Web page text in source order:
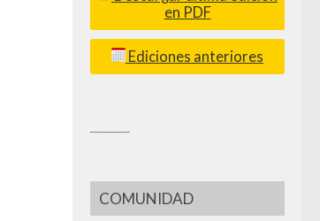
en PDF
Ediciones anteriores
COMUNIDAD